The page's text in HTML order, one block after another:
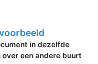
in dezelfde
een andere buurt